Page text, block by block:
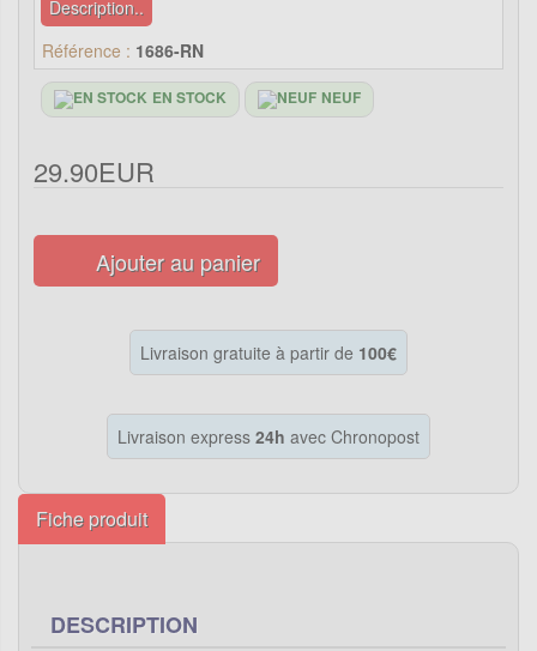
Description..
Référence : 1686-RN
EN STOCK NEUF
29.90EUR
Ajouter au panier
Livraison gratuite à partir de 100€
Livraison express 24h avec Chronopost
Fiche produit
DESCRIPTION